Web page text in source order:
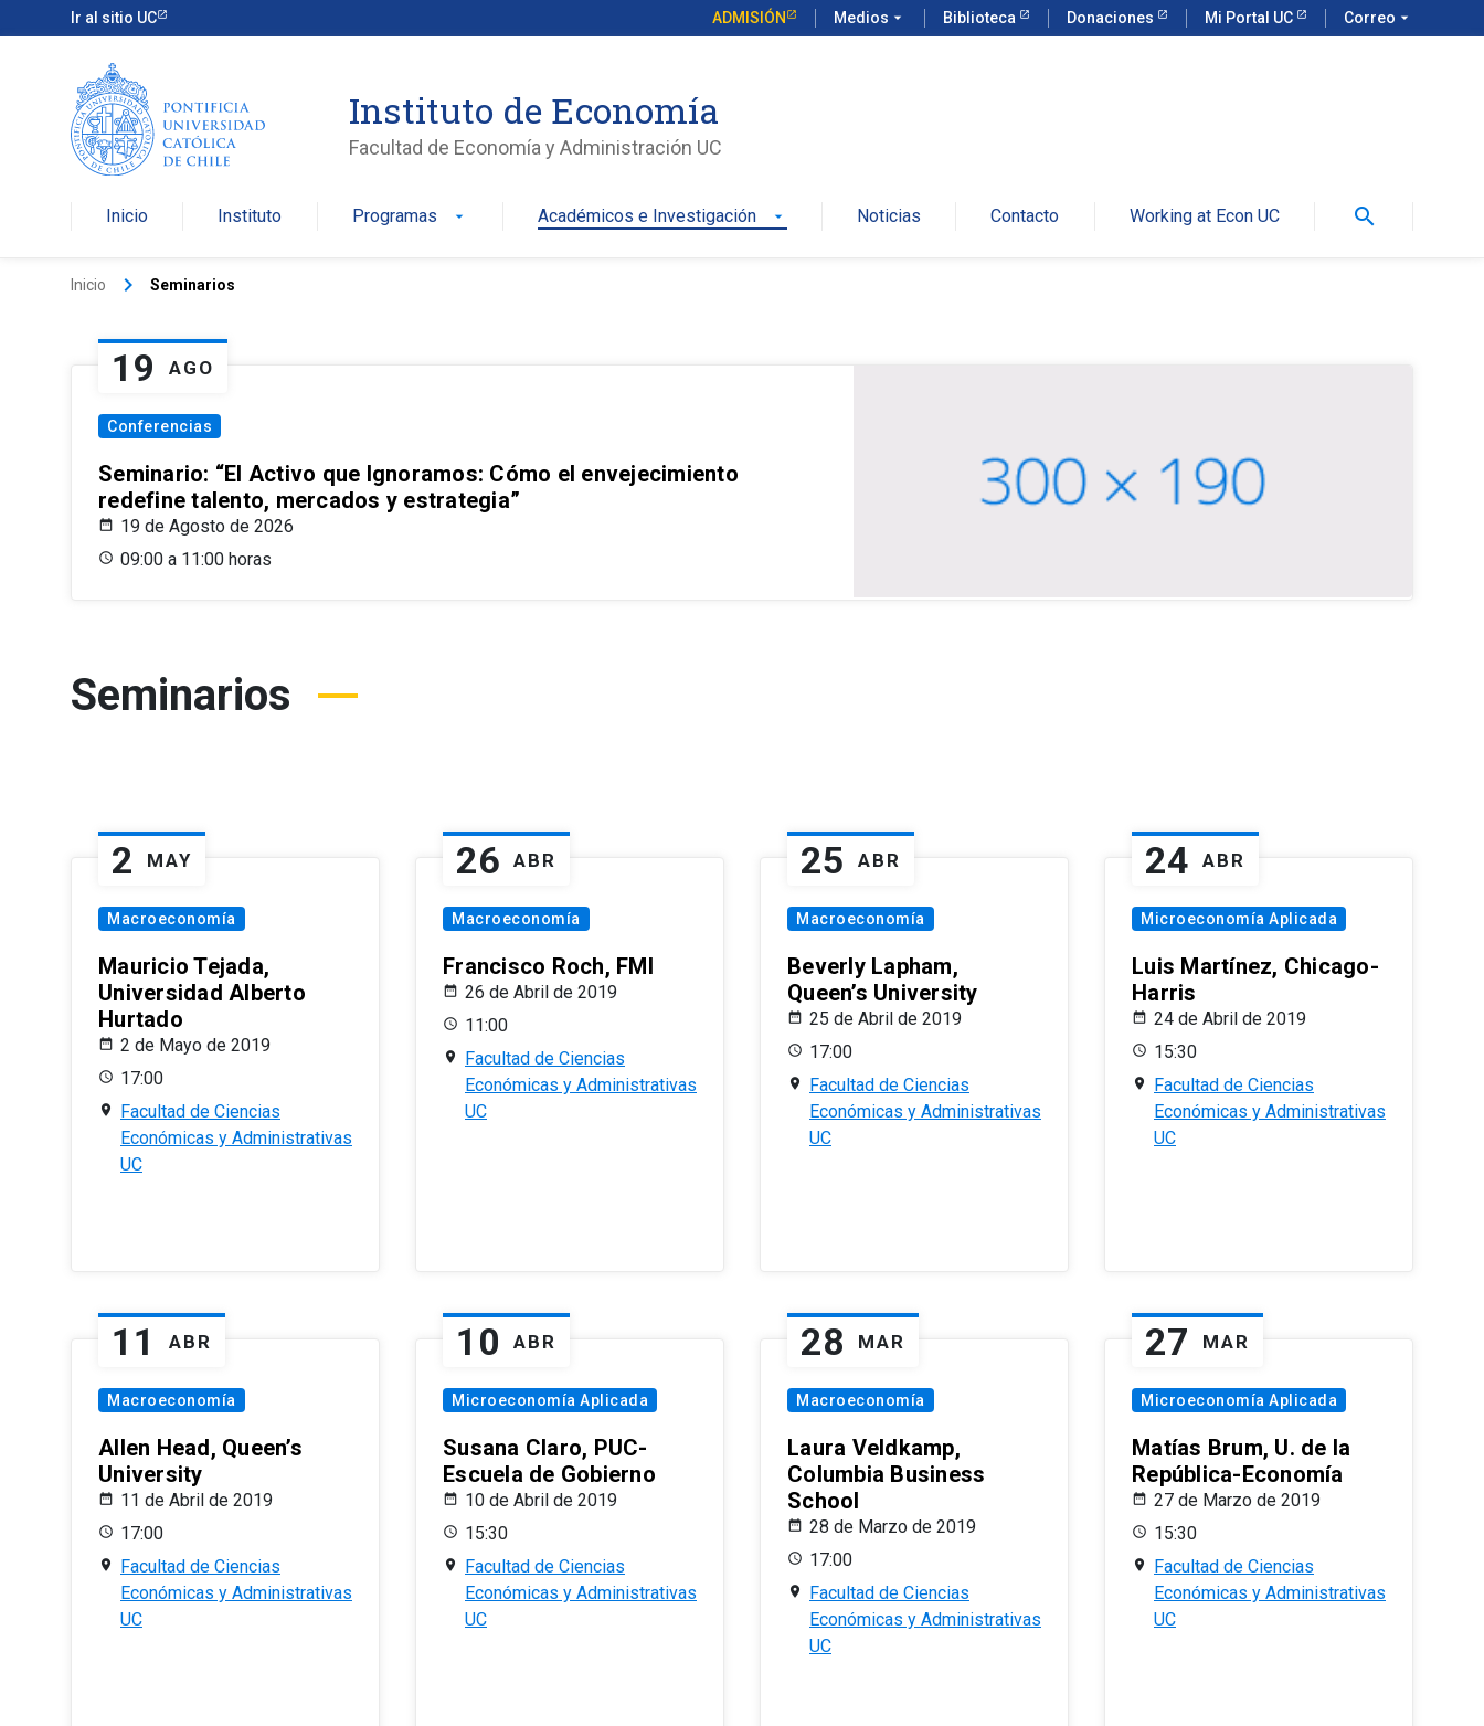
Ir al sitio UC ADMISIÓN Medios arrow_drop_down Biblioteca Donaciones Mi Portal UC Correo arrow_drop_down
Instituto de Economía
Facultad de Economía y Administración UC
Inicio Instituto Programas arrow_drop_down Académicos e Investigación arrow_drop_down Noticias Contacto Working at Econ UC search
Inicio keyboard_arrow_right Seminarios
19 AGO
Conferencias
Seminario: “El Activo que Ignoramos: Cómo el envejecimiento
redefine talento, mercados y estrategia”
19 de Agosto de 2026
09:00 a 11:00 horas
Seminarios
2 MAY
Macroeconomía
Mauricio Tejada,
Universidad Alberto
Hurtado
2 de Mayo de 2019
17:00
Facultad de Ciencias
Económicas y Administrativas
UC
26 ABR
Macroeconomía
Francisco Roch, FMI
26 de Abril de 2019
11:00
Facultad de Ciencias
Económicas y Administrativas
UC
25 ABR
Macroeconomía
Beverly Lapham,
Queen’s University
25 de Abril de 2019
17:00
Facultad de Ciencias
Económicas y Administrativas
UC
24 ABR
Microeconomía Aplicada
Luis Martínez, Chicago-
Harris
24 de Abril de 2019
15:30
Facultad de Ciencias
Económicas y Administrativas
UC
11 ABR
Macroeconomía
Allen Head, Queen’s
University
11 de Abril de 2019
17:00
Facultad de Ciencias
Económicas y Administrativas
UC
10 ABR
Microeconomía Aplicada
Susana Claro, PUC-
Escuela de Gobierno
10 de Abril de 2019
15:30
Facultad de Ciencias
Económicas y Administrativas
UC
28 MAR
Macroeconomía
Laura Veldkamp,
Columbia Business
School
28 de Marzo de 2019
17:00
Facultad de Ciencias
Económicas y Administrativas
UC
27 MAR
Microeconomía Aplicada
Matías Brum, U. de la
República-Economía
27 de Marzo de 2019
15:30
Facultad de Ciencias
Económicas y Administrativas
UC